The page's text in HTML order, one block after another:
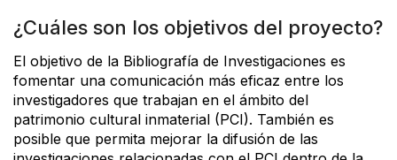
¿Cuáles son los objetivos del proyecto?
El objetivo de la Bibliografía de Investigaciones es
fomentar una comunicación más eficaz entre los
investigadores que trabajan en el ámbito del
patrimonio cultural inmaterial (PCI). También es
posible que permita mejorar la difusión de las